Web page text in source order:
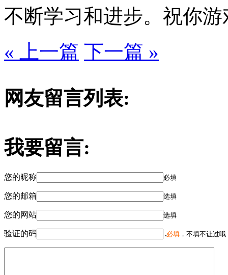
不断学习和进步。祝你
« 上一篇 下一篇 »
网友留言列表:
我要留言:
您的昵称 必填
您的邮箱 选填
您的网站 选填
验证的码 必填 ，不填不让过